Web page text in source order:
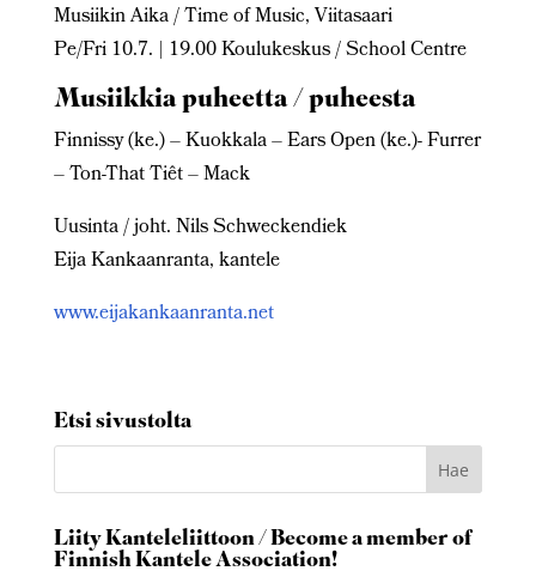
Musiikin Aika / Time of Music, Viitasaari
Pe/Fri 10.7. | 19.00 Koulukeskus / School Centre
Musiikkia puheetta / puheesta
Finnissy (ke.) – Kuokkala – Ears Open (ke.)- Furrer
– Ton-That Tiêt – Mack
Uusinta / joht. Nils Schweckendiek
Eija Kankaanranta, kantele
www.eijakankaanranta.net
Etsi sivustolta
Liity Kanteleliittoon / Become a member of
Finnish Kantele Association!